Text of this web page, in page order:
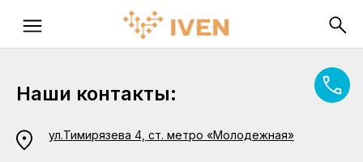
Наши контакты:
ул.Тимирязева 4, ст. метро «Молодежная»